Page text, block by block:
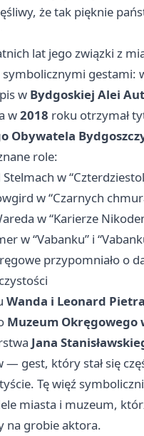
że tak pięknie
lat jego związki z
gestami:
w Bydgoskiej Alei
w2018 roku otrzymał
Obywatela
role:
w
w “Czarnych
w “Karierze
w “Vabanku” i
przypomniało o
Wanda i Leonard
Muzeum Okręgowego
Jana
— gest, który stał się
Tę więź
miasta i muzeum,
na grobie aktora.